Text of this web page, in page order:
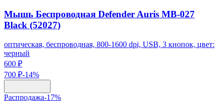
Мышь Беспроводная Defender Auris MB-027
Black (52027)
оптическая, беспроводная, 800-1600 dpi, USB, 3 кнопок, цвет:
черный
600 ₽
700 ₽-14%
Распродажа-17%